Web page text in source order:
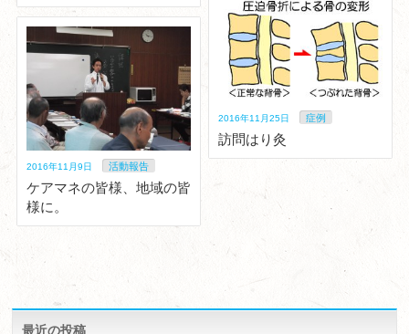
2016年11月25日 症例
訪問はり灸
2016年11月9日 活動報告
ケアマネの皆様、地域の皆
様に。
最近の投稿